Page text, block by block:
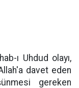
ı Uhdud olayı,
davet eden
gereken